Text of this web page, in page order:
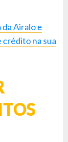
Airalo e
crédito na sua